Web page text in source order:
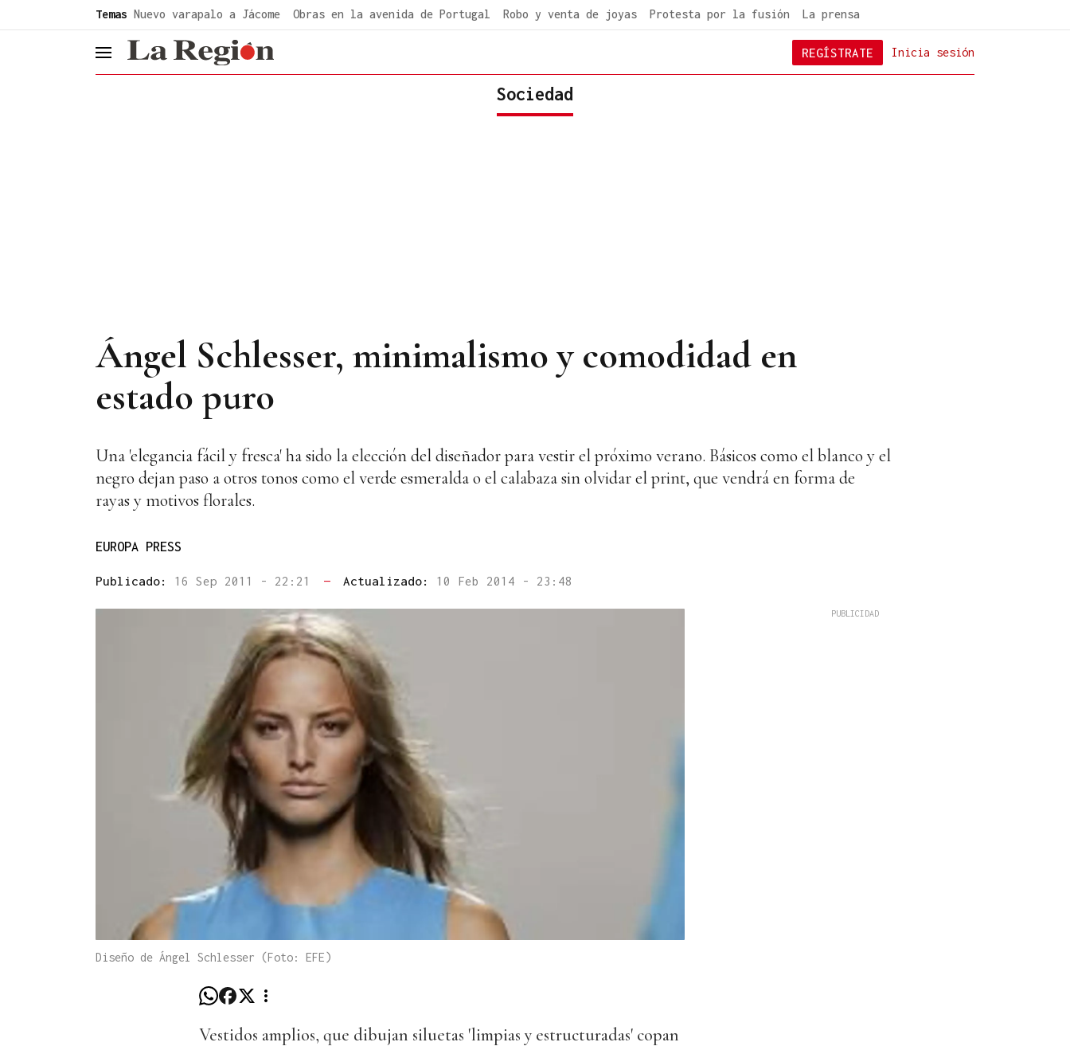
Temas Nuevo varapalo a Jácome Obras en la avenida de Portugal Robo y venta de joyas Protesta por la fusión La prensa
header.menu.open Inicia sesión
REGÍSTRATE
Sociedad
Ángel Schlesser, minimalismo y comodidad en
estado puro
Una 'elegancia fácil y fresca' ha sido la elección del diseñador para vestir el próximo verano. Básicos como el blanco y el
negro dejan paso a otros tonos como el verde esmeralda o el calabaza sin olvidar el print, que vendrá en forma de
rayas y motivos florales.
EUROPA PRESS
Publicado: 16 Sep 2011 - 22:21 — Actualizado: 10 Feb 2014 - 23:48
Diseño de Ángel Schlesser (Foto: EFE)
Vestidos amplios, que dibujan siluetas 'limpias y estructuradas' copan